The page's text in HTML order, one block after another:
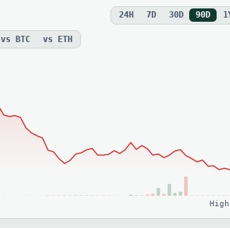
24H 7D 30D 90D
vs BTC vs ETH